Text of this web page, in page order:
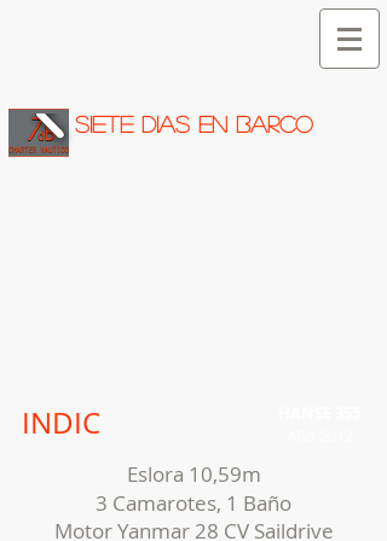
SIETE DIAS EN BARCO
INDIC
Eslora 10,59m
3 Camarotes, 1 Baño
Motor Yanmar 28 CV Saildrive